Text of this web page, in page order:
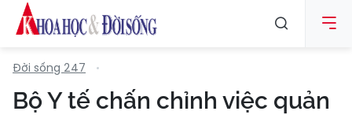
Đời sống 247
Bộ Y tế chấn chỉnh việc quản